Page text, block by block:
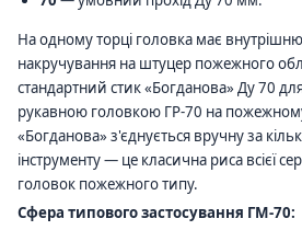
На одному торці головка має
накручування на штуцер пожежного
стандартний стик «Богданова» Ду 70
рукавною головкою ГР-70 на
«Богданова» з'єднується вручну за
інструменту — це класична риса всієї
головок пожежного типу.
Сфера типового застосування ГМ-70: